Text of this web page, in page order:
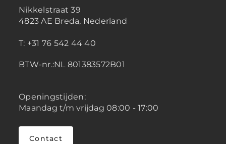
Nikkelstraat 39
4823 AE Breda, Nederland
T: +31 76 542 44 40
BTW-nr.:NL 801383572B01
Openingstijden:
Maandag t/m vrijdag 08:00 - 17:00
Contact